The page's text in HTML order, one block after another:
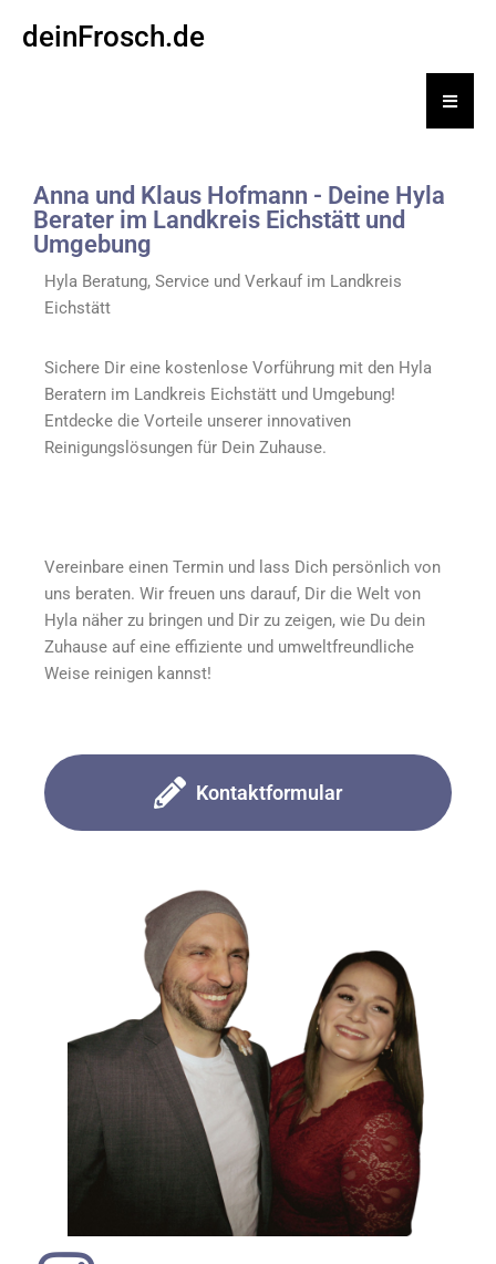
deinFrosch.de
Anna und Klaus Hofmann - Deine Hyla
Berater im Landkreis Eichstätt und
Umgebung
Hyla Beratung, Service und Verkauf im Landkreis
Eichstätt
Sichere Dir eine kostenlose Vorführung mit den Hyla
Beratern im Landkreis Eichstätt und Umgebung!
Entdecke die Vorteile unserer innovativen
Reinigungslösungen für Dein Zuhause.
Vereinbare einen Termin und lass Dich persönlich von
uns beraten. Wir freuen uns darauf, Dir die Welt von
Hyla näher zu bringen und Dir zu zeigen, wie Du dein
Zuhause auf eine effiziente und umweltfreundliche
Weise reinigen kannst!
Kontaktformular